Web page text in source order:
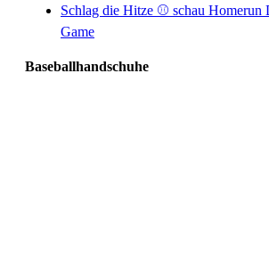
Schlag die Hitze ⚾️ schau Homerun
Game
Baseballhandschuhe